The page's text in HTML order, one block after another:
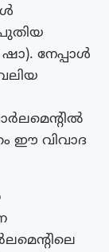
പുതിയ
നേപ്പാൾ
ഈ വിവാദ